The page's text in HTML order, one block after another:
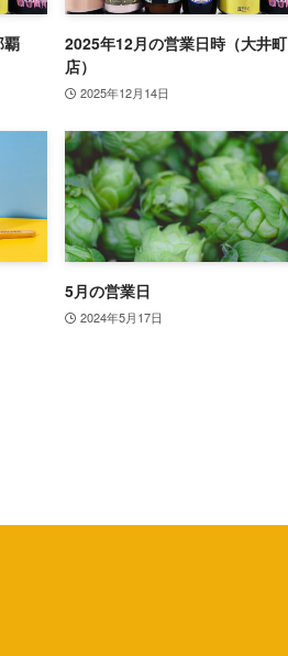
覇
2025年12月の営業日時（大井町
店）
2025年12月14日
5月の営業日
2024年5月17日